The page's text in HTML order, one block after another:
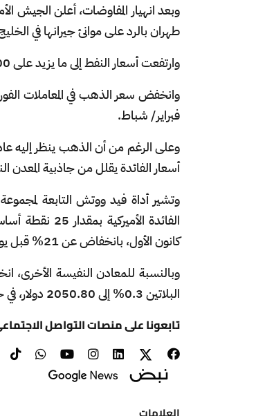
وبعد ​انهيار المفاوضات، أعلن الجيش
طهران بالرد ​على موانئ جيرانها في
وارتفعت أسعار النفط إلى ما يزيد على 100 دولار للبرميل مع تقييم ⁠الأسواق لتأثير الحصار ​الأميركي على المضيق.
فبراير/ شباط.
وعلى الرغم من أن الذهب ينظر إليه
أسعار الفائدة يقلل من جاذبية المعدن
الفائدة
كانون الأول، بانخفاض عن 21% قبل يوم واحد.
البلاتين 0.3% إلى 2050.80 دولار، في حين ارتفع البلاديوم 3% إلى 1566.15 دولار.
تابعونا على منصات التواصل